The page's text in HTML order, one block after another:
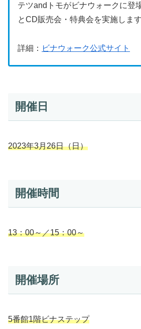
テツandトモがビナウォークに登
とCD販売会・特典会を実施しま
詳細： ビナウォーク公式サイト
開催日
2023年3月26日（日）
開催時間
13：00～／15：00～
開催場所
5番館1階ビナステップ